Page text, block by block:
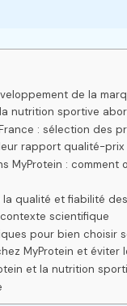
de la
nutrition sportive
: sélection des
rapport qualité-prix
MyProtein : comment
la qualité et fiabilité
scientifique
pour bien choisir
MyProtein et éviter
et la nutrition